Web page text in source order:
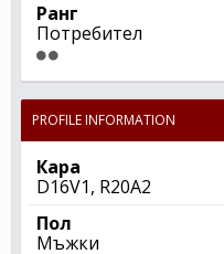
Ранг
Потребител
PROFILE INFORMATION
Кара
D16V1, R20A2
Пол
Мъжки